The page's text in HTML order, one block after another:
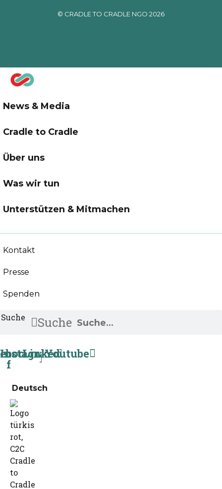
© CRADLE TO CRADLE NGO 2026
News & Media
Cradle to Cradle
Über uns
Was wir tun
Unterstützen & Mitmachen
Kontakt
Presse
Spenden
Suche Suche
f
Instagram
Linkedin
Youtube
Deutsch